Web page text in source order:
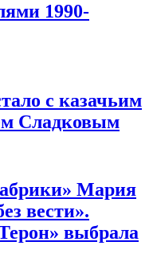
1990-
с казачьим
Сладковым
Мария
вести».
выбрала